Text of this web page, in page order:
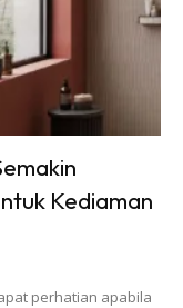
Kediaman
perhatian apabila